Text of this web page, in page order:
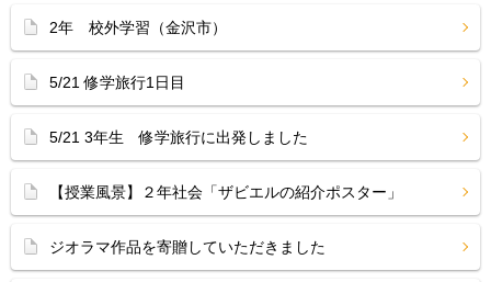
2年 校外学習（金沢市）
5/21 修学旅行1日目
5/21 3年生 修学旅行に出発しました
【授業風景】２年社会「ザビエルの紹介ポスター」
ジオラマ作品を寄贈していただきました